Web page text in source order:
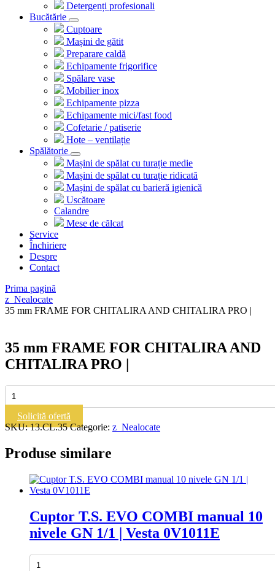
Detergenți profesionali
Bucătărie
Cuptoare
Mașini de gătit
Preparare caldă
Echipamente frigorifice
Spălare vase
Mobilier inox
Echipamente pizza
Echipamente mici/fast food
Cofetarie / patiserie
Hote – ventilație
Spălătorie
Mașini de spălat cu turație medie
Mașini de spălat cu turație ridicată
Mașini de spălat cu barieră igienică
Uscătoare
Calandre
Mese de călcat
Service
Închiriere
Despre
Contact
Prima pagină
z_Nealocate
35 mm FRAME FOR CHITALIRA AND CHITALIRA PRO |
35 mm FRAME FOR CHITALIRA AND
CHITALIRA PRO |
Cantitate
35
mm
FRAME
FOR
AND
Solicită ofertă
SKU:13.CL.35 Categorie: z_Nealocate
Produse similare
Cuptor T.S. EVO COMBI manual 10
nivele GN 1/1 | Vesta 0V1011E
Cantitate